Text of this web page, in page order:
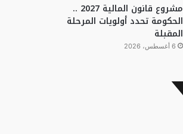
مشروع قانون المالية 2027 ..
الحكومة تحدد أولويات المرحلة
المقبلة
6 أغسطس، 2026